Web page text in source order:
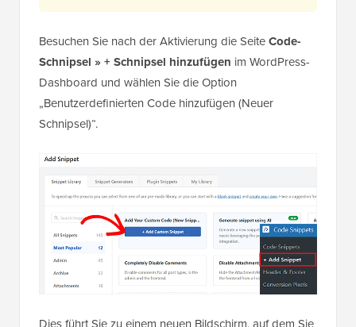
Besuchen Sie nach der Aktivierung die SeiteCode-
Schnipsel » + Schnipsel hinzufügen im WordPress-
Dashboard und wählen Sie die Option
„Benutzerdefinierten Code hinzufügen (Neuer
Schnipsel)“.
Dies führt Sie zu einem neuen Bildschirm, auf dem Sie